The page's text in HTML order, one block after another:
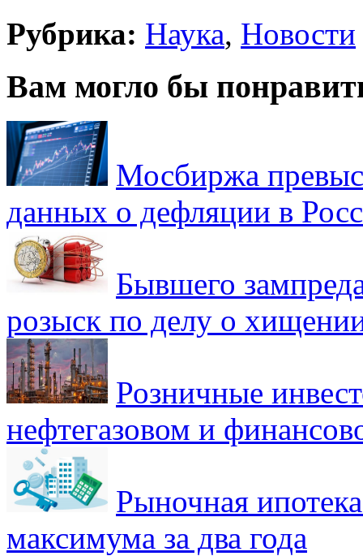
Рубрика: Наука, Новости
Вам могло бы
Мосбиржа
данных о дефляции в
Бывшего
розыск по делу о
Розничные
нефтегазовом и
Рыночная
максимума за два года